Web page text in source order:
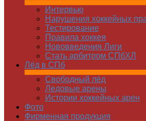
Интервью
Нарушения хоккейных
Тестирование
Правила хоккея
Нововведения Лиги
Стать арбитром СПбХЛ
Лёд в СПб
Свободный лёд
Ледовые арены
Истории хоккейных арен
Фото
Фирменная продукция